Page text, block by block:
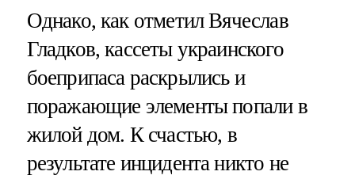
Однако, как отметил Вячеслав
Гладков, кассеты украинского
боеприпаса раскрылись и
поражающие элементы попали в
жилой дом. К счастью, в
результате инцидента никто не